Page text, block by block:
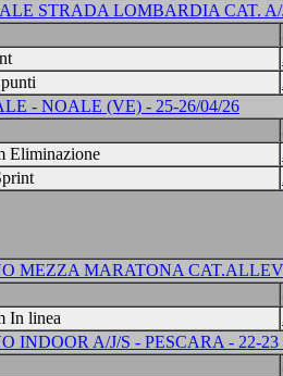
STRADA LOMBARDIA CAT.
- NOALE (VE) - 25-26/04/26
Eliminazione
MEZZA MARATONA
In linea
INDOOR A/J/S - PESCARA - 22-